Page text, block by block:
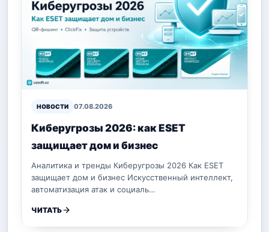
НОВОСТИ 07.08.2026
Киберугрозы 2026: как ESET
защищает дом и бизнес
Аналитика и тренды Киберугрозы 2026 Как ESET
защищает дом и бизнес Искусственный интеллект,
автоматизация атак и социаль…
ЧИТАТЬ